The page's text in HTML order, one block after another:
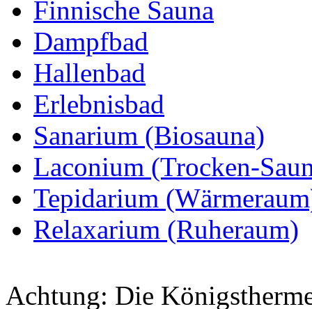
Finnische Sauna
Dampfbad
Hallenbad
Erlebnisbad
Sanarium (Biosauna)
Laconium (Trocken-
Tepidarium
Relaxarium (Ruheraum)
Achtung: Die